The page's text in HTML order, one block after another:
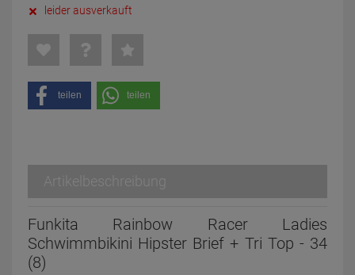
leider ausverkauft
teilen teilen
Artikelbeschreibung
Funkita Rainbow Racer Ladies
Schwimmbikini Hipster Brief + Tri Top - 34
(8)